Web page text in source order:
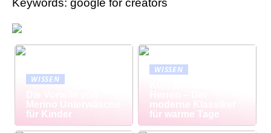
Keywords: google for creators
WISSEN
Merino Unterwäsche
für Kinder
WISSEN
moderne Klassiker
für warme Tage